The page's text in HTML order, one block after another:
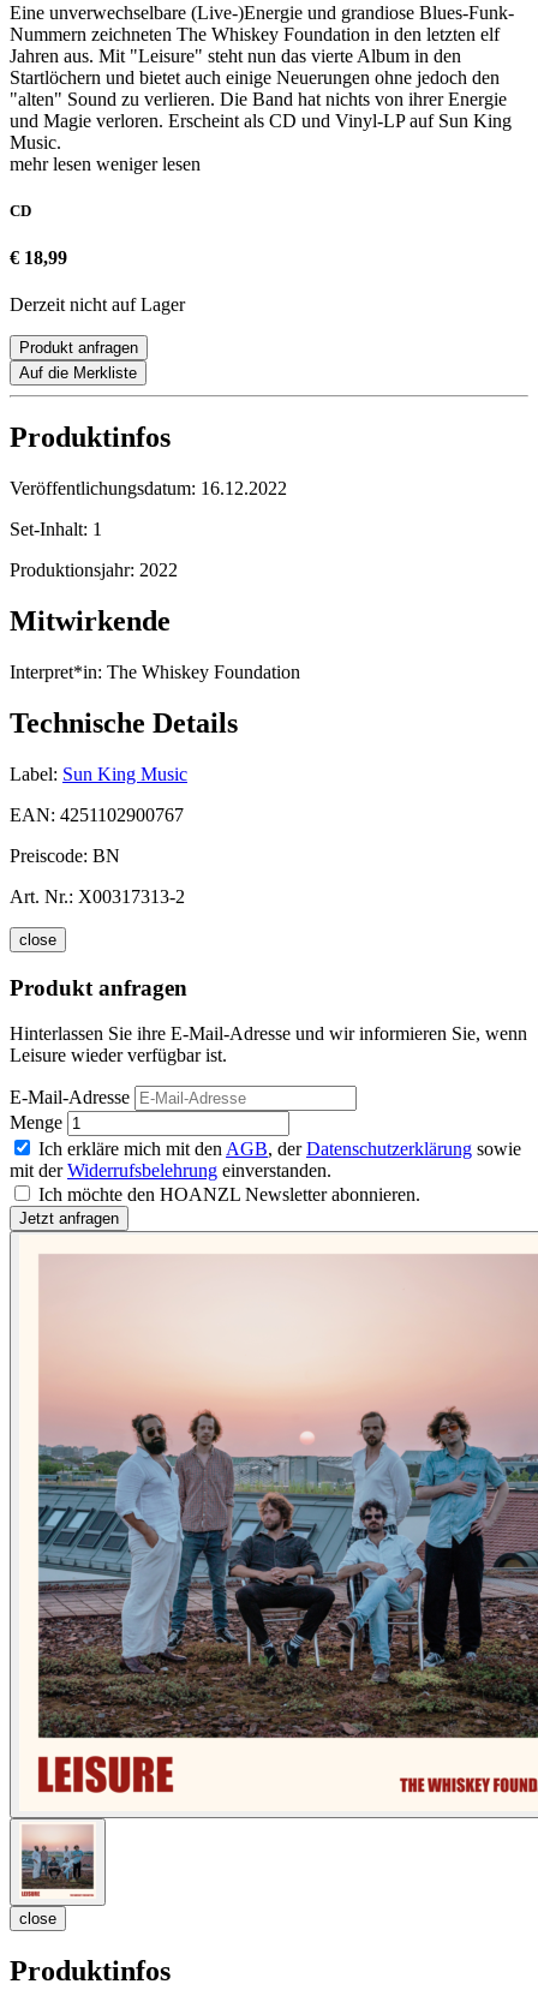
Eine unverwechselbare (Live-)Energie und grandiose Blues-Funk-
Nummern zeichneten The Whiskey Foundation in den letzten elf
Jahren aus. Mit "Leisure" steht nun das vierte Album in den
Startlöchern und bietet auch einige Neuerungen ohne jedoch den
"alten" Sound zu verlieren. Die Band hat nichts von ihrer Energie
und Magie verloren. Erscheint als CD und Vinyl-LP auf Sun King
Music.
mehr lesen weniger lesen
CD
€ 18,99
Derzeit nicht auf Lager
Produkt anfragen
Auf die Merkliste
Produktinfos
Veröffentlichungsdatum: 16.12.2022
Set-Inhalt: 1
Produktionsjahr: 2022
Mitwirkende
Interpret*in: The Whiskey Foundation
Technische Details
Label: Sun King Music
EAN: 4251102900767
Preiscode: BN
Art. Nr.: X00317313-2
close
Produkt anfragen
Hinterlassen Sie ihre E-Mail-Adresse und wir informieren Sie, wenn
Leisure wieder verfügbar ist.
E-Mail-Adresse
Menge
Ich erkläre mich mit den AGB, derDatenschutzerklärung sowie
mit derWiderrufsbelehrung einverstanden.
Ich möchte den HOANZL Newsletter abonnieren.
close
Produktinfos